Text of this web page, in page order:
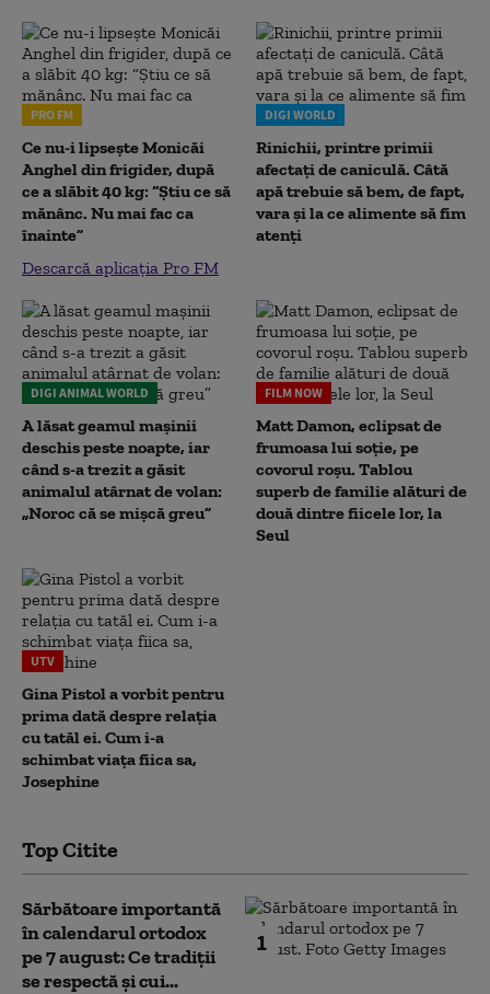
PRO FM
Ce nu-i lipsește Monicăi
Anghel din frigider, după
ce a slăbit 40 kg: “Știu ce să
mănânc. Nu mai fac ca
înainte”
Descarcă aplicația Pro FM
DIGI WORLD
Rinichii, printre primii
afectați de caniculă. Câtă
apă trebuie să bem, de fapt,
vara și la ce alimente să fim
atenți
DIGI ANIMAL WORLD
A lăsat geamul mașinii
deschis peste noapte, iar
când s-a trezit a găsit
animalul atârnat de volan:
„Noroc că se mișcă greu”
FILM NOW
Matt Damon, eclipsat de
frumoasa lui soție, pe
covorul roșu. Tablou
superb de familie alături de
două dintre fiicele lor, la
Seul
UTV
Gina Pistol a vorbit pentru
prima dată despre relația
cu tatăl ei. Cum i-a
schimbat viața fiica sa,
Josephine
Top Citite
1
Sărbătoare importantă
în calendarul ortodox
pe 7 august: Ce tradiții
se respectă și cui...